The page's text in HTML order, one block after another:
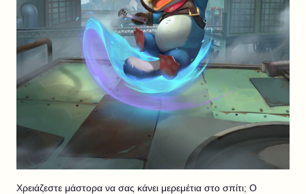
Χρειάζεστε μάστορα να σας κάνει μερεμέτια στο σπίτι; Ο